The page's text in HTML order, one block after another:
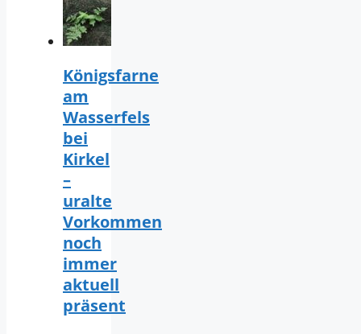
Königsfarne
am
Wasserfels
bei
Kirkel
–
uralte
Vorkommen
noch
immer
aktuell
präsent